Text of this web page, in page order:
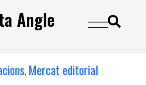
Angle
, Mercat editorial